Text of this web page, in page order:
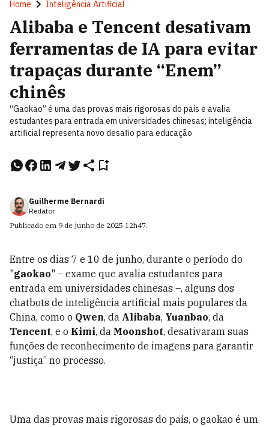
Home Inteligência Artificial
Alibaba e Tencent desativam
ferramentas de IA para evitar
trapaças durante “Enem”
chinês
“Gaokao” é uma das provas mais rigorosas do país e avalia
estudantes para entrada em universidades chinesas; inteligência
artificial representa novo desafio para educação
Guilherme Bernardi
Redator
Publicado em 9 de junho de 2025 12h47.
Entre os dias 7 e 10 de junho, durante o período do
"gaokao" – exame que avalia estudantes para
entrada em universidades chinesas –, alguns dos
chatbots de inteligência artificial mais populares da
China, como o Qwen, da Alibaba, Yuanbao, da
Tencent, e o Kimi, da Moonshot, desativaram suas
funções de reconhecimento de imagens para garantir
“justiça” no processo.
Uma das provas mais rigorosas do país, o gaokao é um